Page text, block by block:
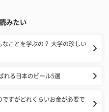
みたい
なことを学ぶの？ 大学の珍しい
れる日本のビール5選
ですがどれくらいお金が必要で